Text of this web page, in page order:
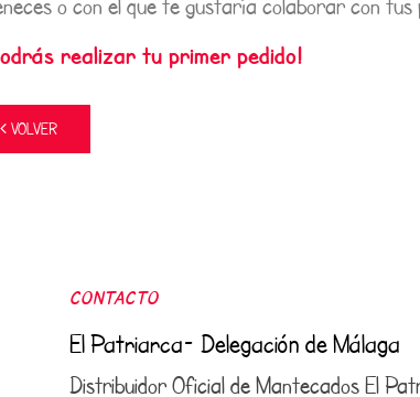
realizar tu primer pedido!
VOLVER
CONTACTO
El Patriarca- Delegación de Málaga
Distribuidor Oficial de Mantecados El